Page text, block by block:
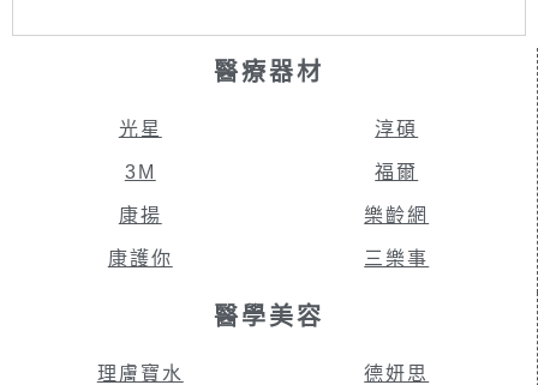
醫療器材
光星
3M
康揚
康護你
淳碩
福爾
樂齡網
三樂事
醫學美容
理膚寶水 德妍思